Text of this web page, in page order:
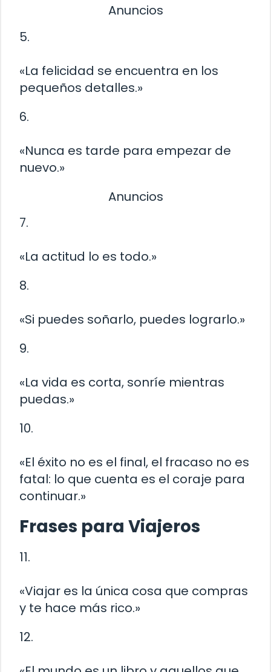
Anuncios
5.
«La felicidad se encuentra en los
pequeños detalles.»
6.
«Nunca es tarde para empezar de
nuevo.»
Anuncios
7.
«La actitud lo es todo.»
8.
«Si puedes soñarlo, puedes lograrlo.»
9.
«La vida es corta, sonríe mientras
puedas.»
10.
«El éxito no es el final, el fracaso no es
fatal: lo que cuenta es el coraje para
continuar.»
Frases para Viajeros
11.
«Viajar es la única cosa que compras
y te hace más rico.»
12.